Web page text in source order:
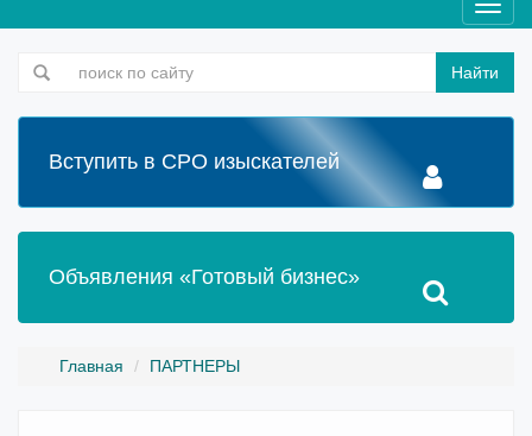
Найти
Вступить в СРО изыскателей
Объявления «Готовый бизнес»
Главная ПАРТНЕРЫ